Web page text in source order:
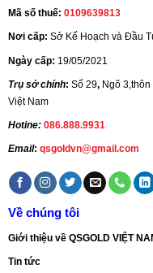
Mã số thuế: 0109639813
Nơi cấp: Sở Kế Hoạch và Đầu
Ngày cấp: 19/05/2021
Trụ sở chính: Số 29, Ngõ
Việt Nam
Hotine: 086.888.9931
Email: qsgoldvn@gmail.com
Về chúng tôi
Giới thiệu về QSGOLD VIỆT
Tin tức